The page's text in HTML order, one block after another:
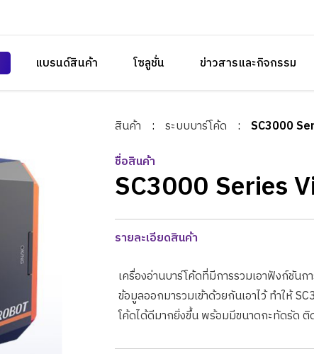
แบรนด์สินค้า โซลูชั่น ข่าวสารและกิจกรรม
สินค้า : ระบบบาร์โค้ด : SC3000
ชื่อสินค้า
SC3000 Series
รายละเอียดสินค้า
เครื่องอ่านบาร์โค้ดที่มีการรวมเอาฟังก์ชัน
ข้อมูลออกมารวมเข้าด้วยกันเอาไว้ ทำให้
โค้ดได้ดีมากยิ่งขึ้น พร้อมมีขนาดกะทัดรัด